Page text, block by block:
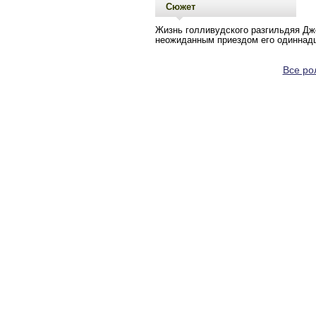
Сюжет
Жизнь голливудского разгильдяя
неожиданным приездом его
Все